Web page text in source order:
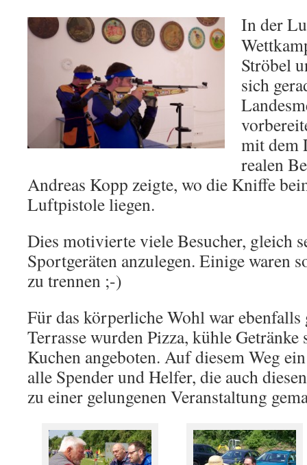
In der
Ströbel
sich
mit dem
realen
Andreas Kopp zeigte, wo die Kniffe
Luftpistole liegen.
Dies motivierte viele Besucher, gleich
Sportgeräten anzulegen. Einige waren
zu trennen ;-)
Für das körperliche Wohl war
Terrasse wurden Pizza, kühle Getränke
Kuchen angeboten. Auf diesem Weg
alle Spender und Helfer, die auch
zu einer gelungenen Veranstaltung